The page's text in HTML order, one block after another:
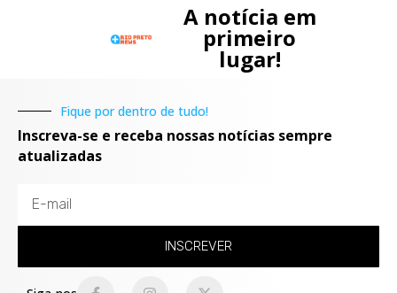
A notícia em
primeiro
lugar!
Fique por dentro de tudo!
Inscreva-se e receba nossas notícias sempre
atualizadas
INSCREVER